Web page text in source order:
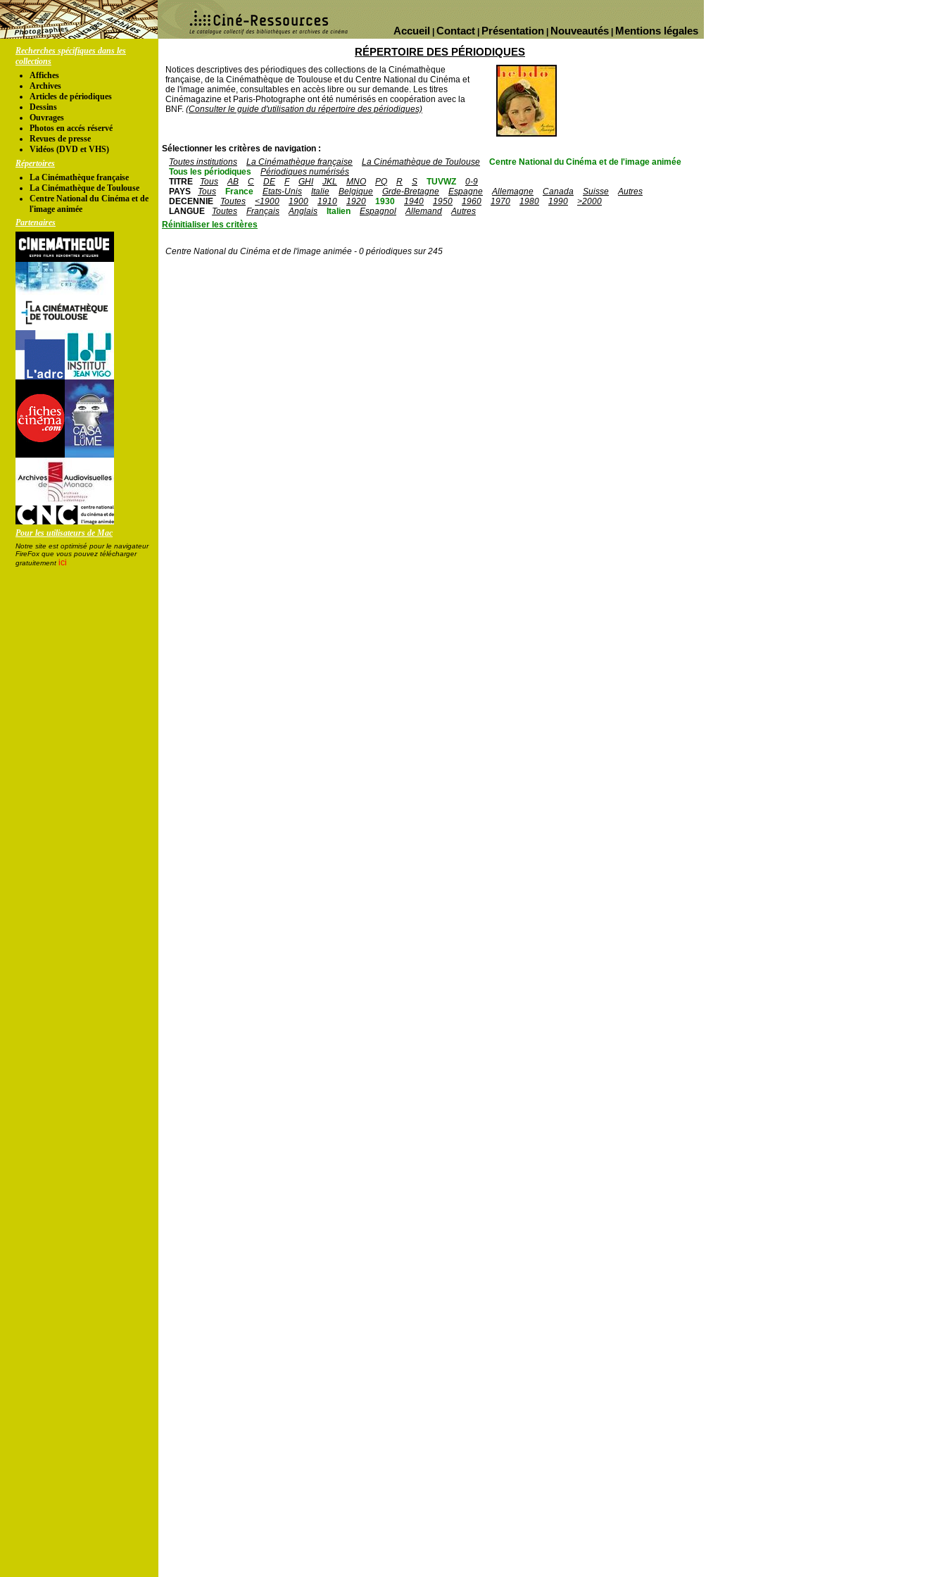
Mentions légales
Nouveautés
Présentation
Contact
Accueil
Recherches spécifiques dans les
collections
Affiches
Archives
Articles de périodiques
Dessins
Ouvrages
Photos en accés réservé
Revues de presse
Vidéos (DVD et VHS)
Répertoires
La Cinémathèque française
La Cinémathèque de Toulouse
Centre National du Cinéma et de
l'image animée
Partenaires
Pour les utilisateurs de Mac
Notre site est optimisé pour le navigateur
FireFox que vous pouvez télécharger
gratuitement ici
RÉPERTOIRE DES PÉRIODIQUES
Notices descriptives des périodiques des collections de la Cinémathèque
française, de la Cinémathèque de Toulouse et du Centre National du Cinéma et
de l'image animée, consultables en accès libre ou sur demande. Les titres
Cinémagazine et Paris-Photographe ont été numérisés en coopération avec la
BNF. (Consulter le guide d'utilisation du répertoire des périodiques)
Sélectionner les critères de navigation :
Toutes institutions
La Cinémathèque française La Cinémathèque de Toulouse
Centre National du Cinéma et de l'image animée
Tous les périodiques
Périodiques numérisés
TITRE
Tous AB C DE F GHI JKL MNO PQ R S TUVWZ
0-9
PAYS
Tous France Etats-Unis Italie Belgique Grde-Bretagne Espagne Allemagne Canada Suisse
Autres
DECENNIE
Toutes <1900 1900 1910 1920 1930 1940 1950 1960 1970 1980 1990
>2000
LANGUE
Toutes Français Anglais Italien Espagnol Allemand
Autres
Réinitialiser les critères
Centre National du Cinéma et de l'image animée - 0 périodiques sur 245